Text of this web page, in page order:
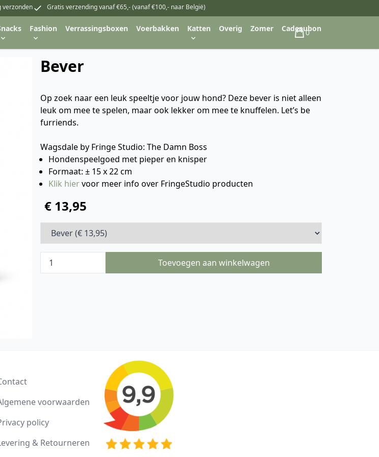
verzonden Gratis verzending vanaf €65,- (vanaf €100,- naar België)
Fashion Verrassingsboxen Voerbakken Katten Overig Zomer Cadeaubon
Winkelwagen
0
Bever
Op zoek naar een leuk speeltje voor jouw hond? Deze bever is niet alleen
leuk om mee te spelen, maar ook lekker om mee te knuffelen. Let’s be
furriends.
Wagsdale by Fringe Studio: The Damn Boss
Hondenspeelgoed met pieper en knisper
Formaat: ± 15 x 22 cm
Klik hiervoor meer info over FringeStudio producten
€ 13,95
Toevoegen aan winkelwagen
voorwaarden
policy
& Retourneren